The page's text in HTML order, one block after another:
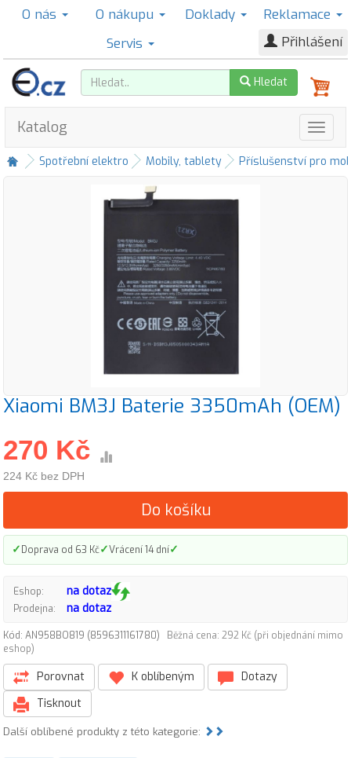
O nás O nákupu Doklady
Reklamace
Servis
Přihlášení
Hledat
Katalog
Spotřební elektro Mobily, tablety Příslušenství pro
Xiaomi BM3J Baterie 3350mAh (OEM)
270 Kč
224 Kč bez DPH
Do košíku
✓Doprava od 63 Kč✓Vrácení 14 dní✓
Eshop: na dotaz
Prodejna: na dotaz
Kód: AN958BO819 (8596311161780)
Běžná cena: 292 Kč (při objednání mimo
eshop)
Porovnat K oblíbeným
Dotazy
Tisknout
Další oblíbené produkty z této kategorie: